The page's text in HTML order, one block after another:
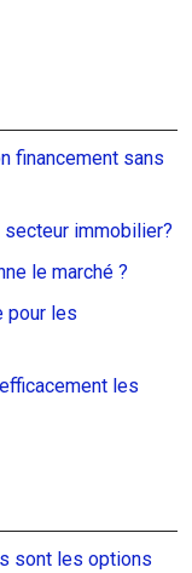
financement sans
secteur immobilier?
le marché ?
pour les
les
sont les options